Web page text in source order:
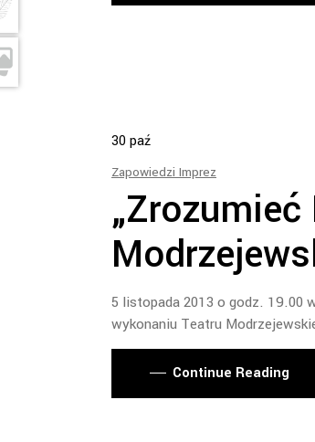
30paź
Zapowiedzi Imprez
5 listopada 2013 o godz. 19.00
wykonaniu Teatru
Continue Reading